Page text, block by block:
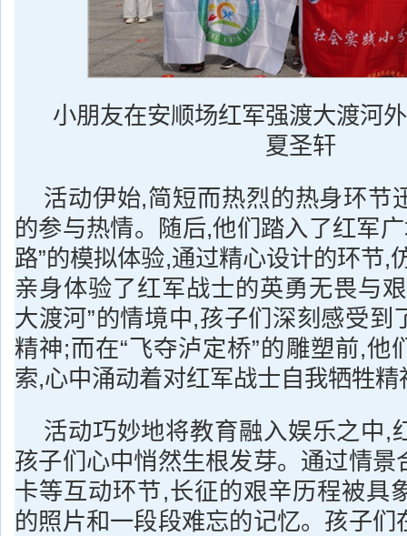
小朋友在安顺场红军强渡大渡河
夏圣轩
活动伊始,简短而热烈的热身环节
的参与热情。随后,他们踏入了红军
路”的模拟体验,通过精心设计的环节,
亲身体验了红军战士的英勇无畏与
大渡河”的情境中,孩子们深刻感受到
精神;而在“飞夺泸定桥”的雕塑前,他
索,心中涌动着对红军战士自我牺牲
活动巧妙地将教育融入娱乐之中,
孩子们心中悄然生根发芽。通过情景
卡等互动环节,长征的艰辛历程被具
的照片和一段段难忘的记忆。孩子们